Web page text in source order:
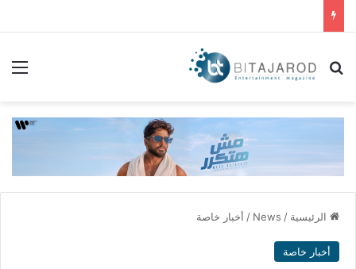
بحث عن
الرئيسية /
News
/ أخبار خاصة
أخبار خاصة